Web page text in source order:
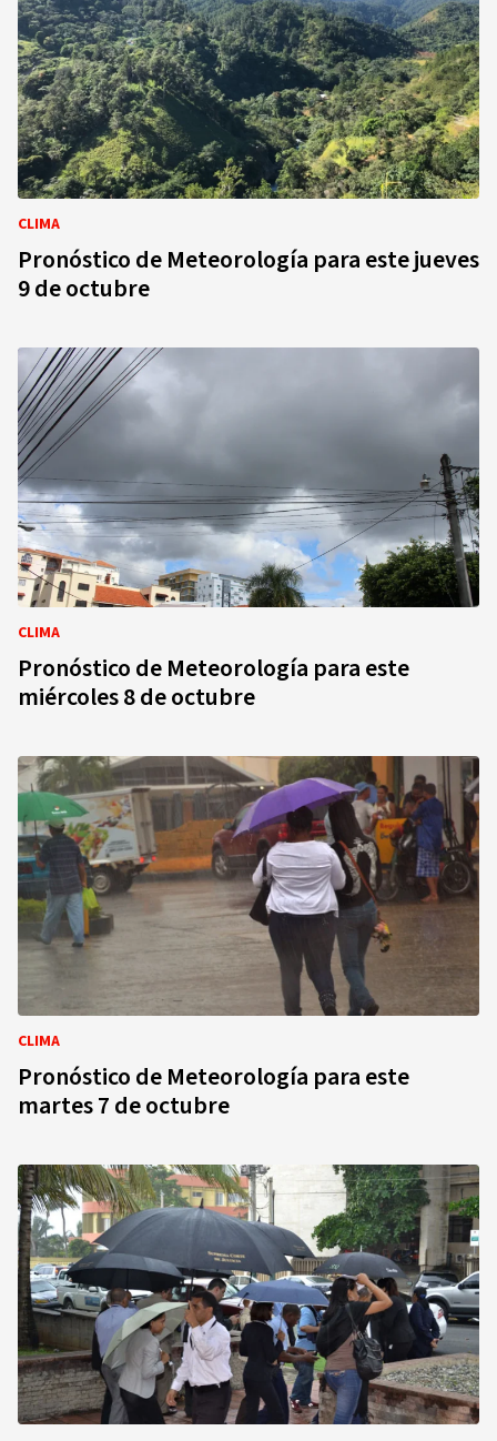
CLIMA
Pronóstico de Meteorología para este jueves
9 de octubre
CLIMA
Pronóstico de Meteorología para este
miércoles 8 de octubre
CLIMA
Pronóstico de Meteorología para este
martes 7 de octubre